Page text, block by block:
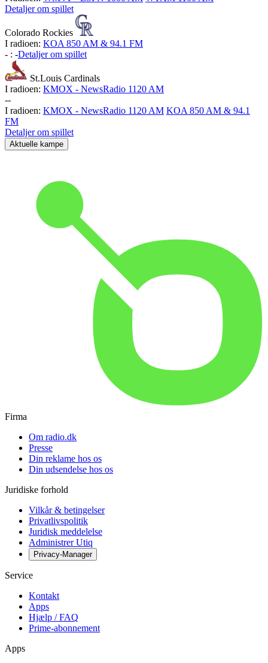
Detaljer om spillet
Colorado Rockies
I radioen: KOA 850 AM & 94.1 FM
- : -Detaljer om spillet
St.Louis Cardinals
I radioen: KMOX - NewsRadio 1120 AM
--
I radioen: KMOX - NewsRadio 1120 AM KOA 850 AM & 94.1
FM
Detaljer om spillet
Aktuelle kampe
Firma
Om radio.dk
Presse
Din reklame hos os
Din udsendelse hos os
Juridiske forhold
Vilkår & betingelser
Privatlivspolitik
Juridisk meddelelse
Administrer Utiq
Privacy-Manager
Service
Kontakt
Apps
Hjælp / FAQ
Prime-abonnement
Apps